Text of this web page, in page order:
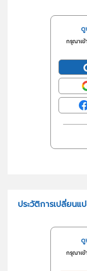
ดู
กรุณาเข้
ประวัติการเปลี่ยนแ
ดู
กรุณาเข้